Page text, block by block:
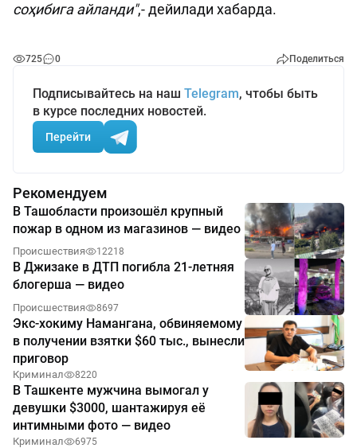
соҳибига айланди",- дейилади хабарда.
725 0 Поделиться
Подписывайтесь на наш Telegram, чтобы быть
в курсе последних новостей.
Перейти
Рекомендуем
В Ташобласти произошёл крупный
пожар в одном из магазинов — видео
Происшествия 12218
В Джизаке в ДТП погибла 21-летняя
блогерша — видео
Происшествия 8697
Экс-хокиму Намангана, обвиняемому
в получении взятки $60 тыс., вынесли
приговор
Криминал 8220
В Ташкенте мужчина вымогал у
девушки $3000, шантажируя её
интимными фото — видео
Криминал 6975